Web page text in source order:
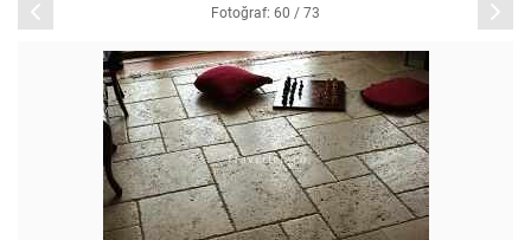
Fotoğraf: 60 / 73